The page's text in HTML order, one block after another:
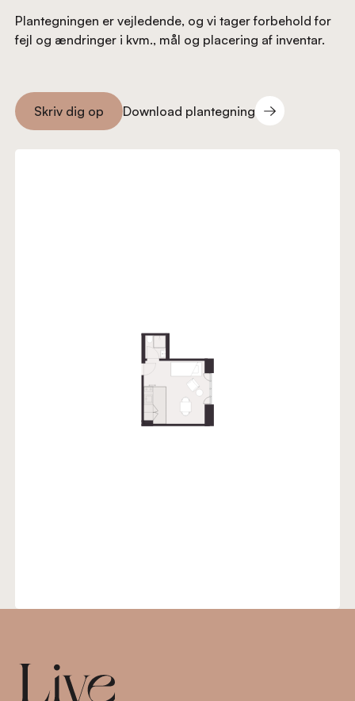
Plantegningen er vejledende, og vi tager forbehold for
fejl og ændringer i kvm., mål og placering af inventar.
Skriv dig op
Skriv dig op
Download plantegning
Download plantegning